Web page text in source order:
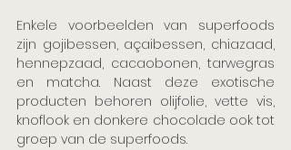
Enkele voorbeelden van superfoods
zijn gojibessen, açaibessen, chiazaad,
hennepzaad, cacaobonen, tarwegras
en matcha. Naast deze exotische
producten behoren olijfolie, vette vis,
knoflook en donkere chocolade ook tot
groep van de superfoods.